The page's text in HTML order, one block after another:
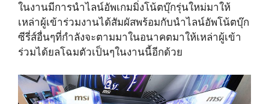
ในงานมีการนำไลน์อัพเกมมิ่งโน้ตบุ๊กรุ่นใหม่มาให้
เหล่าผู้เข้าร่วมงานได้สัมผัสพร้อมกับนำไลน์อัพโน้ตบุ๊ก
ซีรี่ส์อื่นๆที่กำลังจะตามมาในอนาคตมาให้เหล่าผู้เข้า
ร่วมได้ยลโฉมตัวเป็นๆในงานนี้อีกด้วย